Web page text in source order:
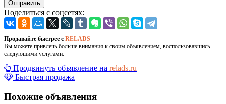
Отправить
Поделиться с соцсетях:
Продавайте быстрее с RELADS
Вы можете привлечь больше внимания к своим объявлением, воспользовавшись
следующими услугами:
Продвинуть объявление на relads.ru
Быстрая продажа
Похожие объявления